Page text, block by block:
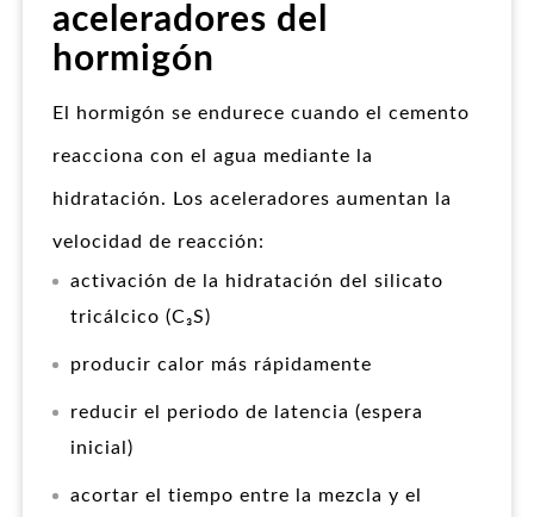
aceleradores del
hormigón
El hormigón se endurece cuando el cemento
reacciona con el agua mediante la
hidratación. Los aceleradores aumentan la
velocidad de reacción:
activación de la hidratación del silicato
tricálcico (C₃S)
producir calor más rápidamente
reducir el periodo de latencia (espera
inicial)
acortar el tiempo entre la mezcla y el